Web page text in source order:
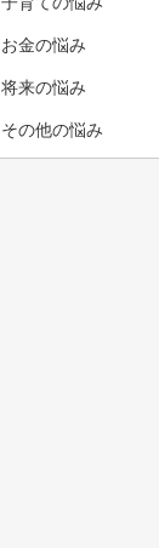
お金の悩み
将来の悩み
その他の悩み